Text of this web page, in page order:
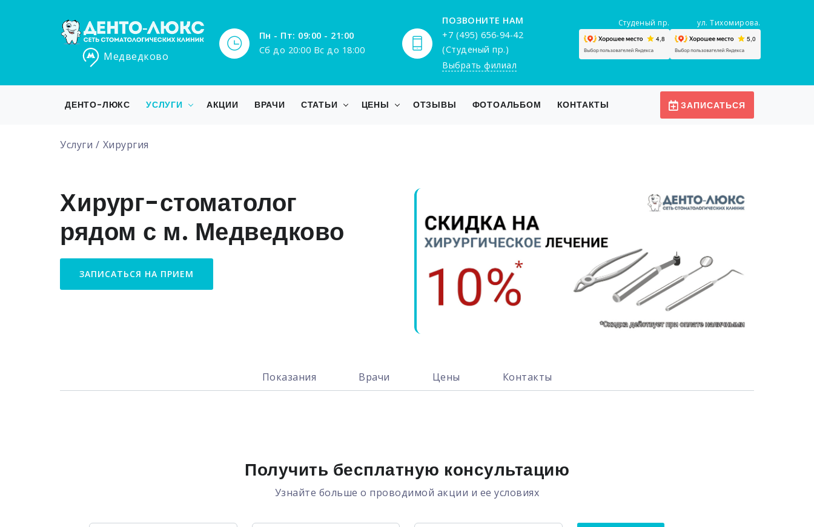
Медведково
Пн - Пт: 09:00 - 21:00
Сб до 20:00 Вс до 18:00
ПОЗВОНИТЕ НАМ
+7 (495) 656-94-42
(Студеный пр.)
Выбрать филиал
Студеный пр. ул. Тихомирова.
ДЕНТО-ЛЮКС УСЛУГИ АКЦИИ ВРАЧИ СТАТЬИ ЦЕНЫ ОТЗЫВЫ ФОТОАЛЬБОМ КОНТАКТЫ ЗАПИСАТЬСЯ
Услуги Хирургия
Хирург-стоматолог
рядом с м. Медведково
ЗАПИСАТЬСЯ НА ПРИЕМ
Показания Врачи Цены Контакты
Получить бесплатную консультацию
Узнайте больше о проводимой акции и ее условиях